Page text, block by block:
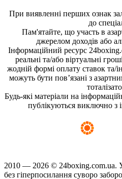
При виявленні перших ознак
до
Пам'ятайте, що участь в
джерелом доходів або
Інформаційний ресурс
реальні та/або віртуальні
жодній формі оплату ставок та/
можуть бути пов’язані з
Будь-які матеріали на
публікуються виключно
2010 — 2026 © 24boxing.com.ua.
без гіперпосилання суворо